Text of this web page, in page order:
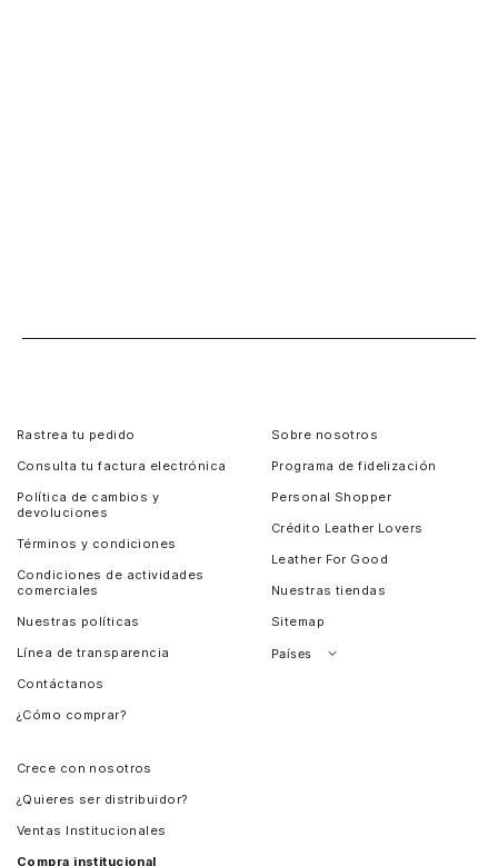
Rastrea tu pedido
Consulta tu factura electrónica
Política de cambios y
devoluciones
Términos y condiciones
Condiciones de actividades
comerciales
Nuestras políticas
Línea de transparencia
Contáctanos
¿Cómo comprar?
Sobre nosotros
Programa de fidelización
Personal Shopper
Crédito Leather Lovers
Leather For Good
Nuestras tiendas
Sitemap
Países
Crece con nosotros
¿Quieres ser distribuidor?
Ventas Institucionales
Compra institucional